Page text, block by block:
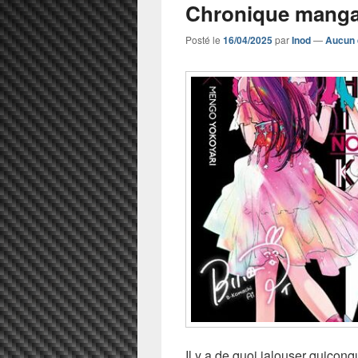
Chronique
Posté le 16/04/2025parInod—Aucun